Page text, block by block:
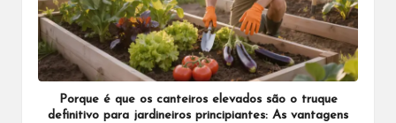
Porque é que os canteiros elevados são o truque
definitivo para jardineiros principiantes: As vantagens